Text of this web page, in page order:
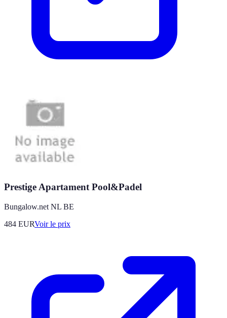
Prestige Apartament Pool&Padel
Bungalow.net NL BE
484 EURVoir le prix